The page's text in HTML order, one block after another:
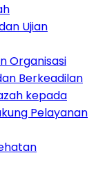
Ujian
Organisasi
Berkeadilan
kepada
Pelayanan